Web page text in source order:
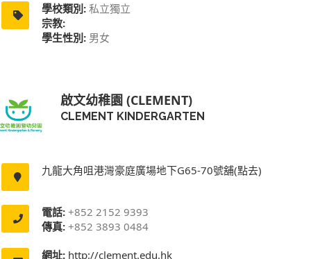
學校類別: 私立獨立
宗教:
學生性別: 男女
啟文幼稚園 (CLEMENT)
CLEMENT KINDERGARTEN
九龍大角咀港灣豪庭廣場地下G65-70號舖(點去)
電話: +852 2152 9393
傳真: +852 3893 0484
網址: http://clement.edu.hk